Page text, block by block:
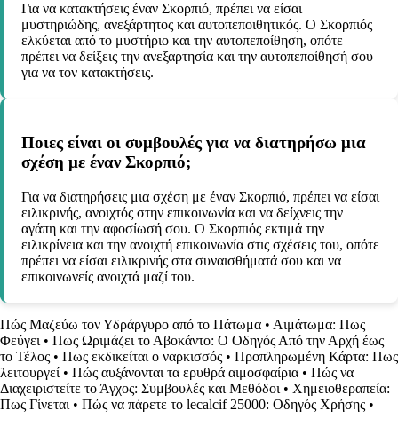
Για να κατακτήσεις έναν Σκορπιό, πρέπει να είσαι
μυστηριώδης, ανεξάρτητος και αυτοπεποιθητικός. Ο Σκορπιός
ελκύεται από το μυστήριο και την αυτοπεποίθηση, οπότε
πρέπει να δείξεις την ανεξαρτησία και την αυτοπεποίθησή σου
για να τον κατακτήσεις.
Ποιες είναι οι συμβουλές για να διατηρήσω μια
σχέση με έναν Σκορπιό;
Για να διατηρήσεις μια σχέση με έναν Σκορπιό, πρέπει να είσαι
ειλικρινής, ανοιχτός στην επικοινωνία και να δείχνεις την
αγάπη και την αφοσίωσή σου. Ο Σκορπιός εκτιμά την
ειλικρίνεια και την ανοιχτή επικοινωνία στις σχέσεις του, οπότε
πρέπει να είσαι ειλικρινής στα συναισθήματά σου και να
επικοινωνείς ανοιχτά μαζί του.
Πώς Μαζεύω τον Υδράργυρο από το Πάτωμα • Αιμάτωμα: Πως
Φεύγει • Πως Ωριμάζει το Αβοκάντο: Ο Οδηγός Από την Αρχή έως
το Τέλος • Πως εκδικείται ο ναρκισσός • Προπληρωμένη Κάρτα: Πως
λειτουργεί • Πώς αυξάνονται τα ερυθρά αιμοσφαίρια • Πώς να
Διαχειριστείτε το Άγχος: Συμβουλές και Μεθόδοι • Χημειοθεραπεία:
Πως Γίνεται • Πώς να πάρετε το lecalcif 25000: Οδηγός Χρήσης •